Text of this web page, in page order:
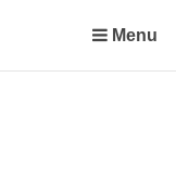
Menu